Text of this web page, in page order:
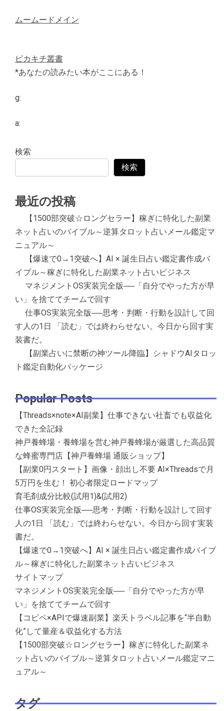
ムームードメイン
ピカキチ叢書
*あなたの読みたい本がここにある！
g:
a:
検索
検索
最近の投稿
【1500部突破☆ロングセラー】稼ぎに特化した副業
ネット占いのバイブル～逆算タロット占いメール鑑定マ
ニュアル～
【爆速で0→1突破へ】AI × 誕生日占い鑑定書作成バ
イブル～稼ぎに特化した副業ネット占いビジネス
マネジメントOS実装完全版──「自分でやった方が早
い」を捨ててチームで回す
仕事OS実装完全版──思考・判断・行動を設計して回
す人の1日 「読む」では終わらせない。今日から回す実
装書だ。
【副業占いに禁断の神ツール降臨】シャドウAIタロッ
ト鑑定自動化パッケージ
Popular Posts
【Threads×note×AI副業】仕事できない社畜でも収益化
できた全記録
神戸養蜂場・養蜂場を営む神戸養蜂場が厳選した高品質
な蜂蜜専門店【神戸養蜂場 通販ショップ】
【副業0円スタート】画像・顔出し不要 AI×Threadsで月
5万円を生む！ 初心者限定ロードマップ
育毛剤成分比較(試用1)&(試用2)
仕事OS実装完全版──思考・判断・行動を設計して回す
人の1日 「読む」では終わらせない。今日から回す実装
書だ。
【爆速で0→1突破へ】AI × 誕生日占い鑑定書作成バイブ
ル～稼ぎに特化した副業ネット占いビジネス
サイトマップ
マネジメントOS実装完全版──「自分でやった方が早
い」を捨ててチームで回す
【コピペ×APIで爆速副業】楽天トラベル記事を“半自動
化”して量産＆収益化する方法
【1500部突破☆ロングセラー】稼ぎに特化した副業ネ
ット占いのバイブル～逆算タロット占いメール鑑定マニ
ュアル～
タグ